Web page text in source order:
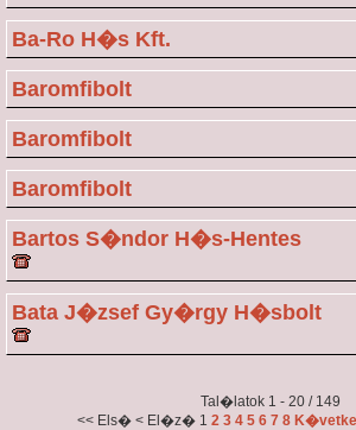
Ba-Ro H�s Kft.
Baromfibolt
Baromfibolt
Baromfibolt
Bartos S�ndor H�s-Hentes
Bata J�zsef Gy�rgy H�sbolt
Tal�latok 1 - 20 / 149
<< Els� < El�z� 1 2 3 4 5 6 7 8